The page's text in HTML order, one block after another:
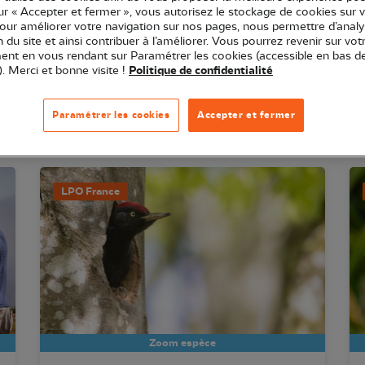
L'actu connaissance
LPO France
Zoom espèce
« Accepter et fermer », vous autorisez le stockage de cookies sur
améliorer votre navigation sur nos pages, nous permettre
du site et ainsi contribuer à l’améliorer. Vous pourrez revenir sur
en vous rendant sur Paramétrer les cookies (accessible en bas
Merci et bonne visite ! Politique de confidentialité
Accepter et fermer
Paramétrer les cookies